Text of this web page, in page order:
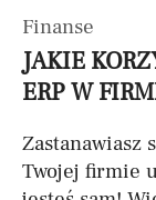
Finanse
JAKIE
ERP W
Zastanawiasz
Twojej firmie